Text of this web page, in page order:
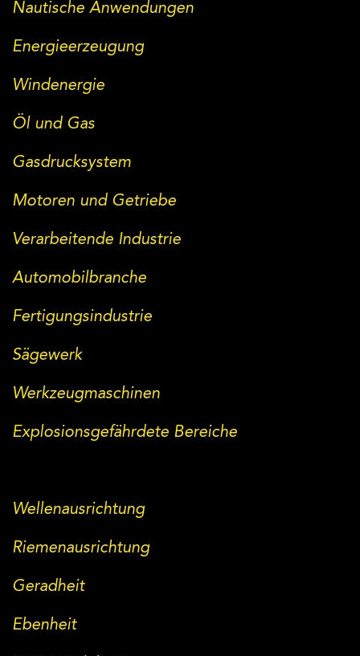
Nautische Anwendungen
Energieerzeugung
Windenergie
Öl und Gas
Gasdrucksystem
Motoren und Getriebe
Verarbeitende Industrie
Automobilbranche
Fertigungsindustrie
Sägewerk
Werkzeugmaschinen
Explosionsgefährdete Bereiche
Wellenausrichtung
Riemenausrichtung
Geradheit
Ebenheit